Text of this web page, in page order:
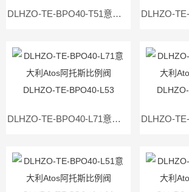
DLHZO-TE-BPO40-T51意大利Atos阿托斯比例阀DLHZO-TE-BPO40-T5
DLHZO-TE-BPO40-L71意大利Atos阿托斯比例阀DLHZO-TE-BPO40-L53